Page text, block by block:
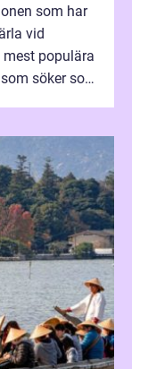
som har
vid
mest populära
söker sol,